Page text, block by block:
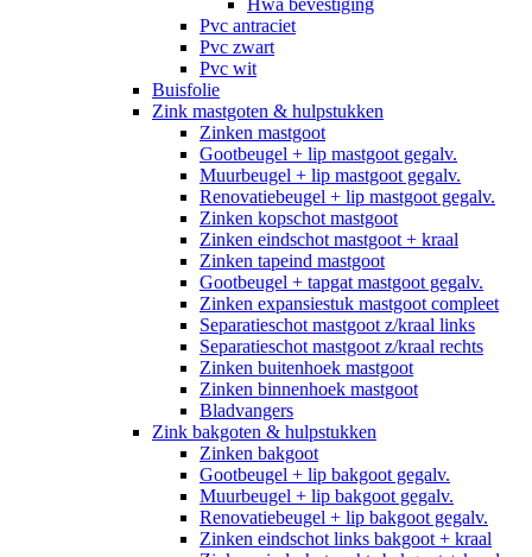
Hwa bevestiging
Pvc antraciet
Pvc zwart
Pvc wit
Buisfolie
Zink mastgoten & hulpstukken
Zinken mastgoot
Gootbeugel + lip mastgoot gegalv.
Muurbeugel + lip mastgoot gegalv.
Renovatiebeugel + lip mastgoot gegalv.
Zinken kopschot mastgoot
Zinken eindschot mastgoot + kraal
Zinken tapeind mastgoot
Gootbeugel + tapgat mastgoot gegalv.
Zinken expansiestuk mastgoot compleet
Separatieschot mastgoot z/kraal links
Separatieschot mastgoot z/kraal rechts
Zinken buitenhoek mastgoot
Zinken binnenhoek mastgoot
Bladvangers
Zink bakgoten & hulpstukken
Zinken bakgoot
Gootbeugel + lip bakgoot gegalv.
Muurbeugel + lip bakgoot gegalv.
Renovatiebeugel + lip bakgoot gegalv.
Zinken eindschot links bakgoot + kraal